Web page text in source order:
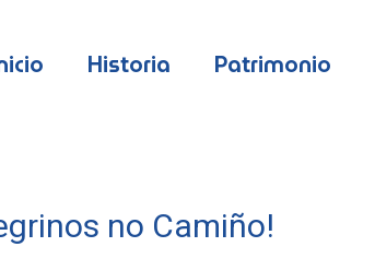
Historia Patrimonio
no Camiño!